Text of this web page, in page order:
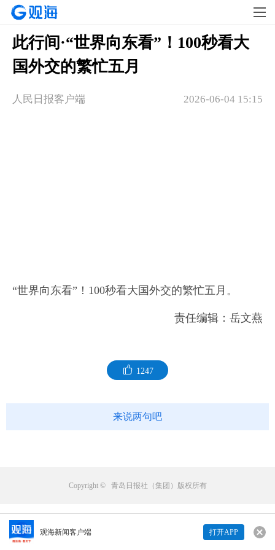
观海新闻客户端 打开APP
此行间·“世界向东看”！100秒看大
国外交的繁忙五月
2026-06-04 15:15
人民日报客户端
“世界向东看”！100秒看大国外交的繁忙五月。
责任编辑：岳文燕
1247
来说两句吧
来说两句吧...
Copyright © 青岛日报社（集团）版权所有